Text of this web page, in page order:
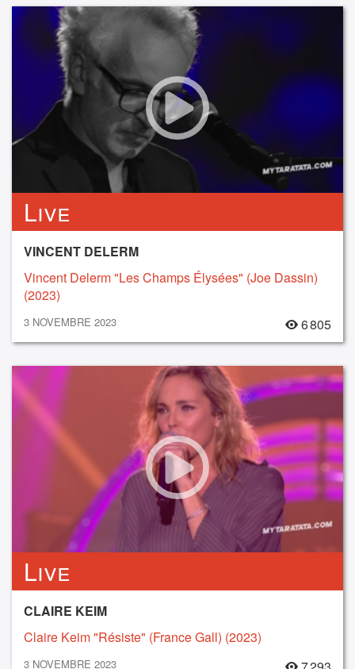
Live
VINCENT DELERM
Vincent Delerm "Les Champs Élysées" (Joe Dassin)
(2023)
3 NOVEMBRE 2023 6 805
Live
CLAIRE KEIM
Claire Keim "Résiste" (France Gall) (2023)
3 NOVEMBRE 2023